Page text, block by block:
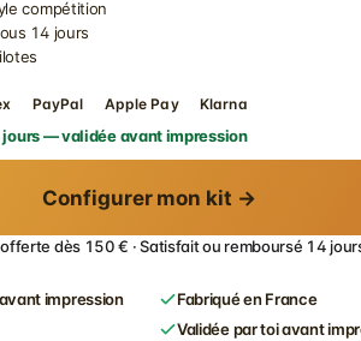
compétition
14 jours
PayPal Apple Pay Klarna
— validée avant impression
Configurer mon kit →
dès 150 € · Satisfait ou remboursé 14
impression
Fabriqué en France
Validée par toi avant